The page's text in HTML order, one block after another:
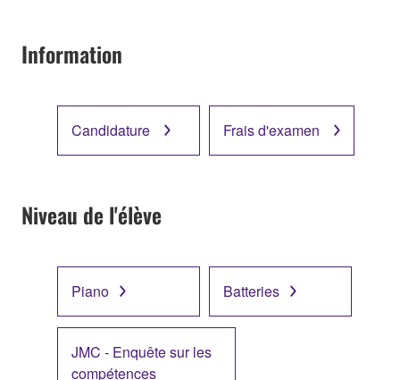
Information
Candidature Frais d'examen
Niveau de l'élève
Piano Batteries
JMC - Enquête sur les
compétences